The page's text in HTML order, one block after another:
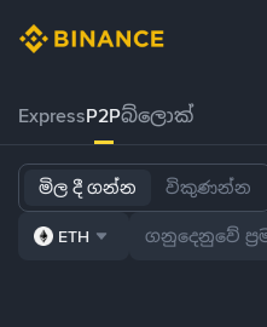
ExpressP2Pබ්ලොක්
මිල දී ගන්න විකුණන්න
ETH